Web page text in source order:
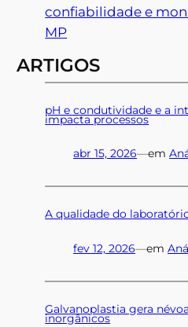
confiabilidade e
MP
ARTIGOS
pH e condutividade e a
impacta processos
abr 15, 2026—em
A qualidade do
fev 12, 2026—em
Galvanoplastia gera
inorgânicos